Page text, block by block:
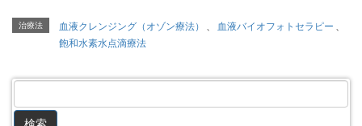
治療法 血液クレンジング（オゾン療法） 、 血液バイオフォトセラピー 、
飽和水素水点滴療法